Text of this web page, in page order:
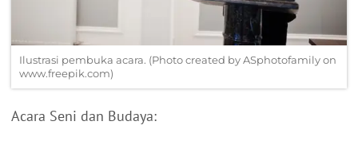
Ilustrasi pembuka acara. (Photo created by ASphotofamily on
www.freepik.com)
Acara Seni dan Budaya: